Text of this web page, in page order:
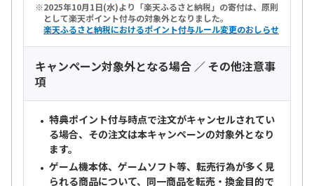
2025年10月1日(水)より「楽天ふるさと納税」の寄付は、原則
として楽天ポイント付与の対象外となりました。
楽天ふるさと納税におけるポイント付与ルール変更のおしらせ
キャンペーン対象外となる場合 ／ その他注意事
項
特典ポイント付与時点で注文がキャンセルされてい
る場合、その注文は本キャンペーンの対象外となり
ます。
ゲーム機本体、ゲームソフト等、転売行為が多く見
られる商品について、 同一商品を転売・換金目的で